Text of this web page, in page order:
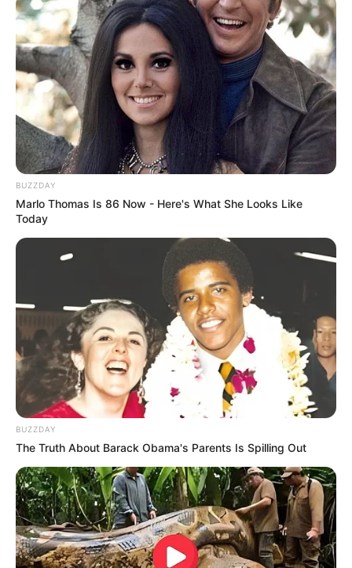
BUZZDAY
Marlo Thomas Is 86 Now - Here's What She Looks Like
Today
BUZZDAY
The Truth About Barack Obama's Parents Is Spilling Out